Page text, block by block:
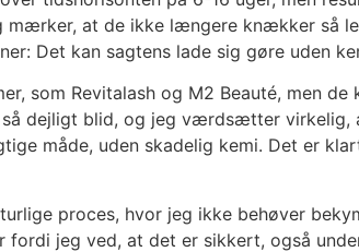
at de ikke længere knækker så
Det kan sagtens lade sig gøre uden
som Revitalash og M2 Beauté, men
dejligt blid, og jeg værdsætter
måde, uden skadelig kemi. Det er
proces, hvor jeg ikke behøver
jeg ved, at det er sikkert, også